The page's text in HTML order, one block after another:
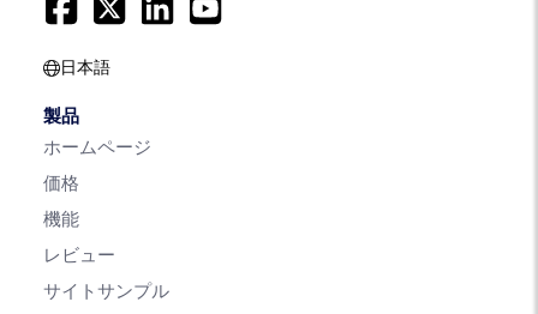
日本語
製品
ホームページ
価格
機能
レビュー
サイトサンプル